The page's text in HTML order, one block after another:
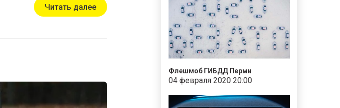
Читать далее
Флешмоб ГИБДД Перми
04 февраля 2020 20:00